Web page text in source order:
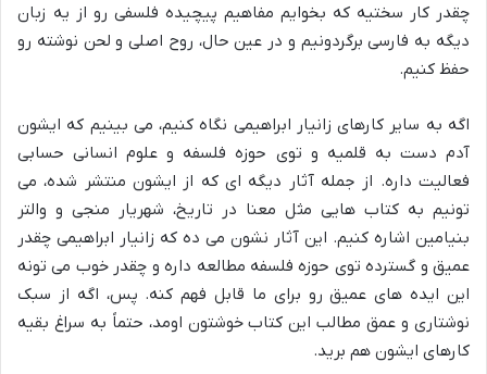
چقدر کار سختیه که بخوایم مفاهیم پیچیده فلسفی رو از یه زبان
دیگه به فارسی برگردونیم و در عین حال، روح اصلی و لحن نوشته رو
حفظ کنیم.
اگه به سایر کارهای زانیار ابراهیمی نگاه کنیم، می بینیم که ایشون
آدم دست به قلمیه و توی حوزه فلسفه و علوم انسانی حسابی
فعالیت داره. از جمله آثار دیگه ای که از ایشون منتشر شده، می
تونیم به کتاب هایی مثل معنا در تاریخ، شهریار منجی و والتر
بنیامین اشاره کنیم. این آثار نشون می ده که زانیار ابراهیمی چقدر
عمیق و گسترده توی حوزه فلسفه مطالعه داره و چقدر خوب می تونه
این ایده های عمیق رو برای ما قابل فهم کنه. پس، اگه از سبک
نوشتاری و عمق مطالب این کتاب خوشتون اومد، حتماً به سراغ بقیه
کارهای ایشون هم برید.